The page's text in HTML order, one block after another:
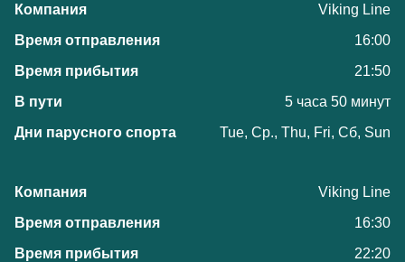
Viking Line
16:00
21:50
5 часа 50 минут
Tue, Ср., Thu, Fri, Сб, Sun
Viking Line
16:30
22:20